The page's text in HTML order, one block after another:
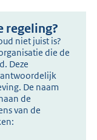
regeling?
niet juist is?
die de
Deze
De naam
de
van de